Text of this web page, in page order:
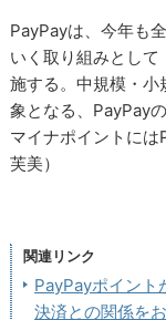
PayPayは、今年も
いく取り組みとし
施する。中規模・
象となる、PayPay
マイナポイントに
芙美）
関連リンク
PayPayポイン
決済との関係を